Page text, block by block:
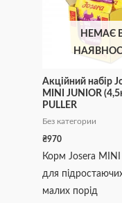
НЕМАЄ
Акційний набір
MINI JUNIOR
PULLER
Без категории
₴970
Корм Josera
для
малих порід